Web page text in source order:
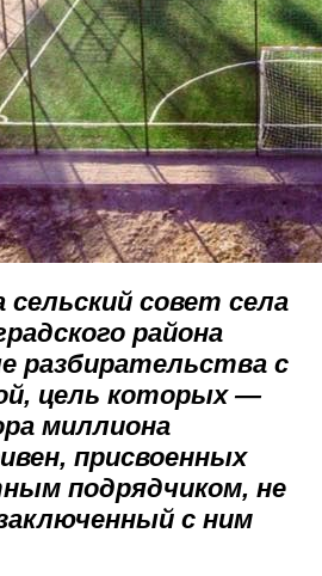
сельский совет села
района
разбирательства с
цель которых —
миллиона
присвоенных
подрядчиком, не
с ним